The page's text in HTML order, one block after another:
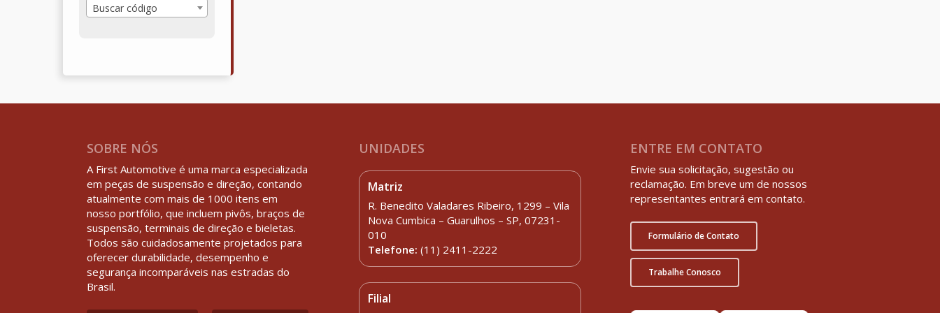
Buscar código
SOBRE NÓS
A First Automotive é uma marca especializada
em peças de suspensão e direção, contando
atualmente com mais de 1000 itens em
nosso portfólio, que incluem pivôs, braços de
suspensão, terminais de direção e bieletas.
Todos são cuidadosamente projetados para
oferecer durabilidade, desempenho e
segurança incomparáveis nas estradas do
Brasil.
UNIDADES
Matriz
R. Benedito Valadares Ribeiro, 1299 – Vila
Nova Cumbica – Guarulhos – SP, 07231-
010
Telefone:(11) 2411-2222
Filial
ENTRE EM CONTATO
Envie sua solicitação, sugestão ou
reclamação. Em breve um de nossos
representantes entrará em contato.
Formulário de Contato
Trabalhe Conosco